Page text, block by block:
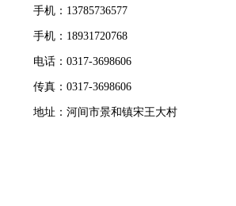
手机：13785736577
手机：18931720768
电话：0317-3698606
传真：0317-3698606
地址：河间市景和镇宋王大村